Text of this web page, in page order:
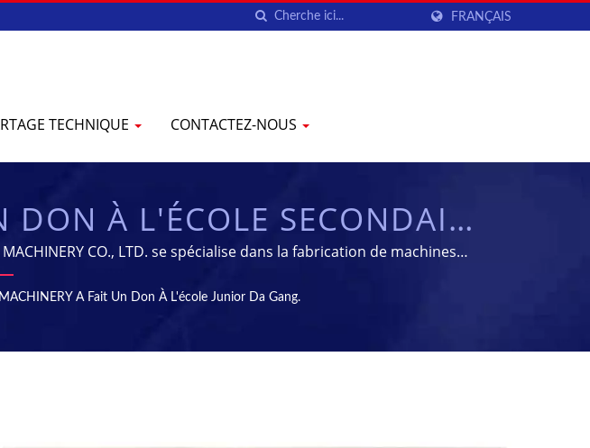
FRANÇAIS
TECHNIQUE CONTACTEZ-NOUS
À L'ÉCOLE SECONDAIRE
DE FABRICATION
| YENCHEN
CO., LTD. se spécialise dans la fabrication de machines
60 ans.
A Fait Un Don À L'école Junior Da Gang.